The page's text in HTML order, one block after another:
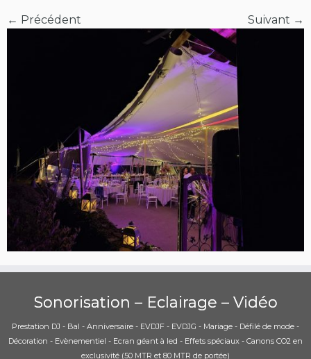
← Précédent Suivant →
Sonorisation – Eclairage – Vidéo
Prestation DJ - Bal - Anniversaire - EVDJF - EVDJG - Mariage - Défilé de mode -
Décoration - Evènementiel - Ecran géant à led - Effets spéciaux - Canons CO2 en
exclusivité (50 MTR et 80 MTR de portée)